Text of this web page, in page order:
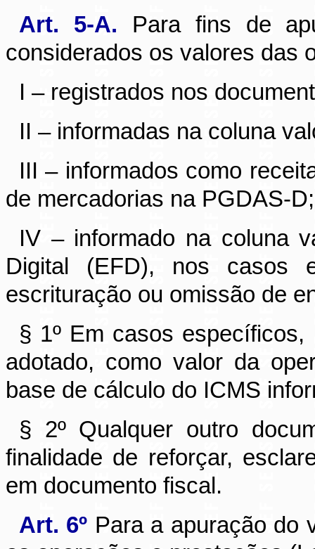
Art. 5-A. Para fins de
considerados os valores das
I – registrados nos
II – informadas na coluna
III – informados como
de mercadorias na PGDAS-D;
IV – informado na coluna
Digital (EFD), nos casos
escrituração ou omissão de
§ 1º Em casos
adotado, como valor da
base de cálculo do ICMS
§ 2º Qualquer outro
finalidade de reforçar,
em documento fiscal.
Art. 6º Para a apuração do